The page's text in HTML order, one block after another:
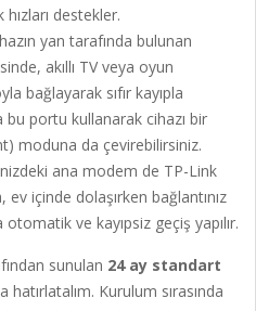
destekler.
yan tarafında bulunan
akıllı TV veya oyun
bağlayarak sıfır kayıpla
bu portu kullanarak cihazı bir
moduna da çevirebilirsiniz.
ana modem de TP-Link
içinde dolaşırken bağlantınız
ve kayıpsiz geçiş yapılır.
sunulan 24 ay standart
hatırlatalım. Kurulum sırasında